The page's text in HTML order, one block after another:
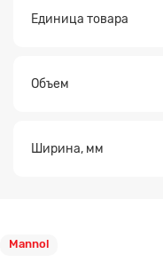
Единица товара
Объем
Ширина, мм
Mannol